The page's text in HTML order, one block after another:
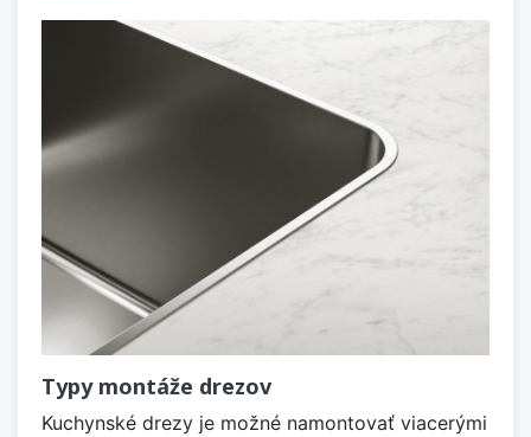
Typy montáže drezov
Kuchynské drezy je možné namontovať viacerými